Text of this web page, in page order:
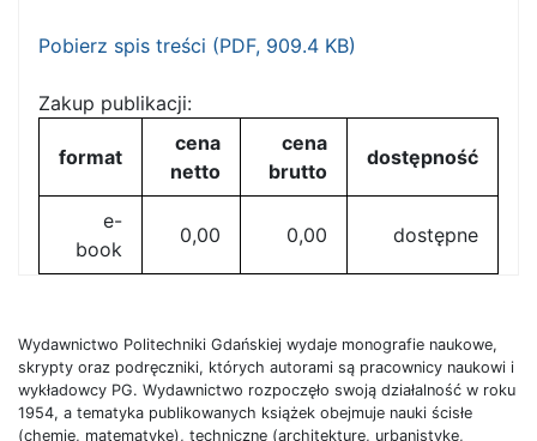
Pobierz spis treści (PDF, 909.4 KB)
Zakup publikacji:
format
cena
netto
cena
brutto
dostępność
e-
book
0,00 0,00 dostępne
Wydawnictwo Politechniki Gdańskiej wydaje monografie naukowe,
skrypty oraz podręczniki, których autorami są pracownicy naukowi i
wykładowcy PG. Wydawnictwo rozpoczęło swoją działalność w roku
1954, a tematyka publikowanych książek obejmuje nauki ścisłe
(chemię, matematykę), techniczne (architekturę, urbanistykę,